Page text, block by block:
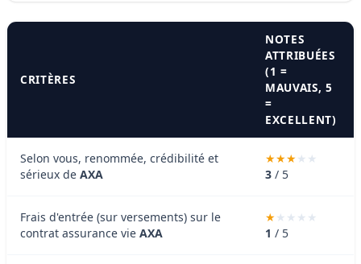
CRITÈRES
NOTES
ATTRIBUÉES
(1 =
MAUVAIS, 5
=
EXCELLENT)
Selon vous, renommée, crédibilité et
sérieux de AXA 3 / 5
Frais d'entrée (sur versements) sur le
contrat assurance vie AXA 1 / 5